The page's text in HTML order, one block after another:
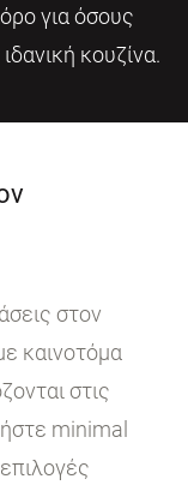
για όσους
κουζίνα.
στον
καινοτόμα
στις
minimal